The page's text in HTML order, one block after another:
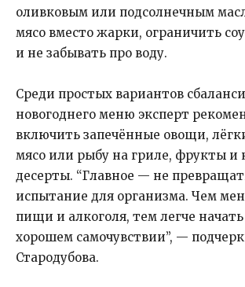
оливковым или подсолнечным
мясо вместо жарки, ограничить
и не забывать про воду.
Среди простых вариантов
новогоднего меню эксперт
включить запечённые овощи,
мясо или рыбу на гриле, фрукты и
десерты. “Главное — не
испытание для организма. Чем
пищи и алкоголя, тем легче
хорошем самочувствии”, —
Стародубова.